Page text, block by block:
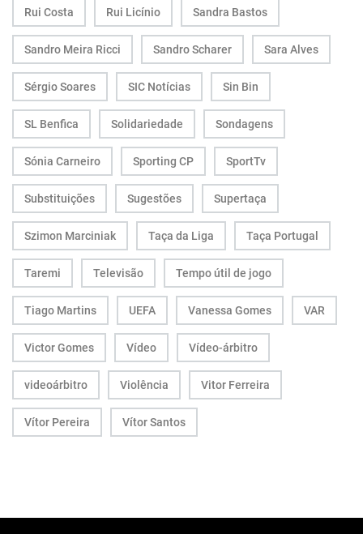
Rui Costa Rui Licínio Sandra Bastos
Sandro Meira Ricci Sandro Scharer Sara Alves
Sérgio Soares SIC Notícias Sin Bin
SL Benfica Solidariedade Sondagens
Sónia Carneiro Sporting CP SportTv
Substituições Sugestões Supertaça
Szimon Marciniak Taça da Liga Taça Portugal
Taremi Televisão Tempo útil de jogo
Tiago Martins UEFA Vanessa Gomes VAR
Victor Gomes Vídeo Vídeo-árbitro
videoárbitro Violência Vitor Ferreira
Vítor Pereira Vítor Santos